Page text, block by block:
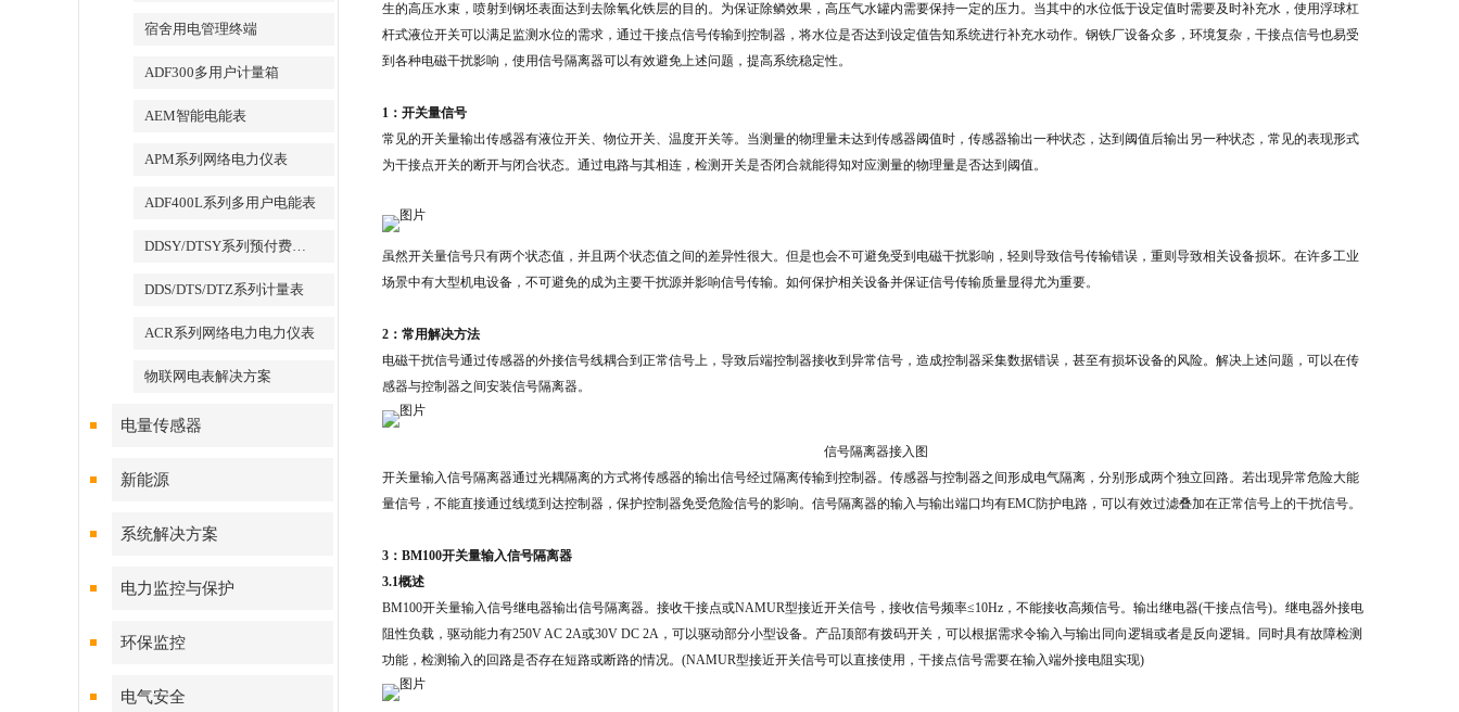
宿舍用电管理终端
ADF300多用户计量箱
AEM智能电能表
APM系列网络电力仪表
ADF400L系列多用户电能表
DDSY/DTSY系列预付费电表
DDS/DTS/DTZ系列计量表
ACR系列网络电力电力仪表
物联网电表解决方案
电量传感器
新能源
系统解决方案
电力监控与保护
环保监控
电气安全
生的高压水束，喷射到钢坯表面达到去除氧化铁层的目的。为保证除鳞效果，高压气水罐内需要保持一定的压力。当其中的水位低于设定值时需要及时补充水，使用浮球杠
杆式液位开关可以满足监测水位的需求，通过干接点信号传输到控制器，将水位是否达到设定值告知系统进行补充水动作。钢铁厂设备众多，环境复杂，干接点信号也易受
到各种电磁干扰影响，使用信号隔离器可以有效避免上述问题，提高系统稳定性。
1：开关量信号
常见的开关量输出传感器有液位开关、物位开关、温度开关等。当测量的物理量未达到传感器阈值时，传感器输出一种状态，达到阈值后输出另一种状态，常见的表现形式
为干接点开关的断开与闭合状态。通过电路与其相连，检测开关是否闭合就能得知对应测量的物理量是否达到阈值。
虽然开关量信号只有两个状态值，并且两个状态值之间的差异性很大。但是也会不可避免受到电磁干扰影响，轻则导致信号传输错误，重则导致相关设备损坏。在许多工业
场景中有大型机电设备，不可避免的成为主要干扰源并影响信号传输。如何保护相关设备并保证信号传输质量显得尤为重要。
2：常用解决方法
电磁干扰信号通过传感器的外接信号线耦合到正常信号上，导致后端控制器接收到异常信号，造成控制器采集数据错误，甚至有损坏设备的风险。解决上述问题，可以在传
感器与控制器之间安装信号隔离器。
信号隔离器接入图
开关量输入信号隔离器通过光耦隔离的方式将传感器的输出信号经过隔离传输到控制器。传感器与控制器之间形成电气隔离，分别形成两个独立回路。若出现异常危险大能
量信号，不能直接通过线缆到达控制器，保护控制器免受危险信号的影响。信号隔离器的输入与输出端口均有EMC防护电路，可以有效过滤叠加在正常信号上的干扰信号。
3：BM100开关量输入信号隔离器
3.1概述
BM100开关量输入信号继电器输出信号隔离器。接收干接点或NAMUR型接近开关信号，接收信号频率≤10Hz，不能接收高频信号。输出继电器(干接点信号)。继电器外接电
阻性负载，驱动能力有250V AC 2A或30V DC 2A，可以驱动部分小型设备。产品顶部有拨码开关，可以根据需求令输入与输出同向逻辑或者是反向逻辑。同时具有故障检测
功能，检测输入的回路是否存在短路或断路的情况。(NAMUR型接近开关信号可以直接使用，干接点信号需要在输入端外接电阻实现)